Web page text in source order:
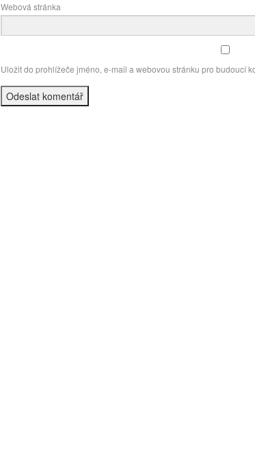
Webová stránka
Uložit do prohlížeče jméno, e-mail a webovou stránku pro budoucí